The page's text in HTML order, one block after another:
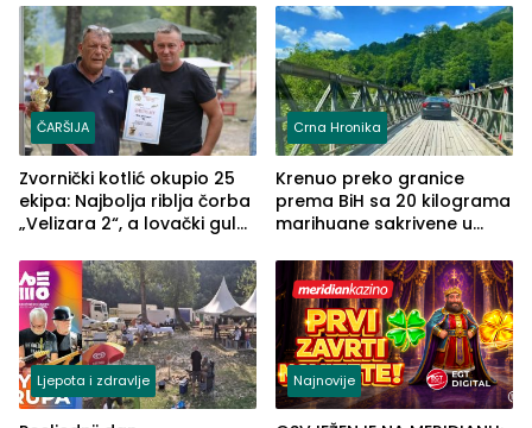
(FOTO)
Grčkoj
ČARŠIJA
Zvornički kotlić okupio 25
ekipa: Najbolja riblja čorba
„Velizara 2“, a lovački gulaš
Crna Hronika
Krenuo preko granice
prema BiH sa 20 kilograma
marihuane sakrivene u
Ljepota i zdravlje Najnovije